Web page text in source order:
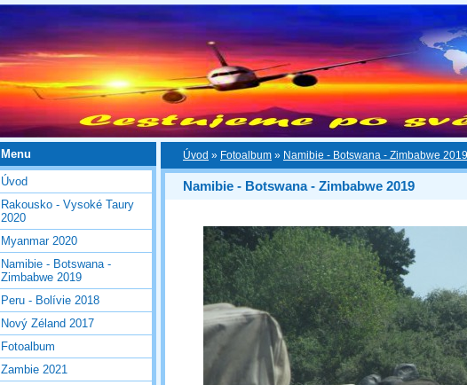
Úvod » Fotoalbum » Namibie - Botswana - Zimbabwe 2019
Namibie - Botswana - Zimbabwe 2019
Menu
Úvod
Rakousko - Vysoké Taury
2020
Myanmar 2020
Namibie - Botswana -
Zimbabwe 2019
Peru - Bolívie 2018
Nový Zéland 2017
Fotoalbum
Zambie 2021